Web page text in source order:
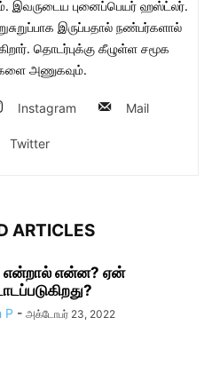
இவருடைய புனைப்பெயர் ஹஸ்ட்லர்.
இருப்பதால் நண்பர்களால்
தொடர்புக்கு கீழுள்ள சமூக
அணுகவும்.
Instagram Mail
Twitter
ARTICLES
என்றால் என்ன? ஏன்
P - அக்டோபர் 23, 2022